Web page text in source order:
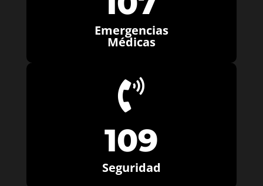
Emergencias
Médicas

109
Seguridad